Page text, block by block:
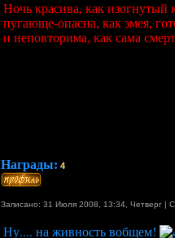
Ночь красива, как изогнутый
пугающе-опасна, как змея,
и неповторима, как сама
Награды: 4
Записано: 31 Июля 2008, 13:34, Четверг |
Ну.... на живность вобщем!